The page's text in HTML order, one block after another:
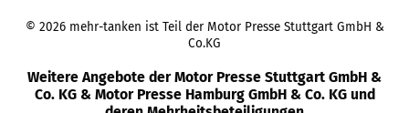
© 2026 mehr-tanken ist Teil der Motor Presse Stuttgart GmbH &
Co.KG
Weitere Angebote der Motor Presse Stuttgart GmbH &
Co. KG & Motor Presse Hamburg GmbH & Co. KG und